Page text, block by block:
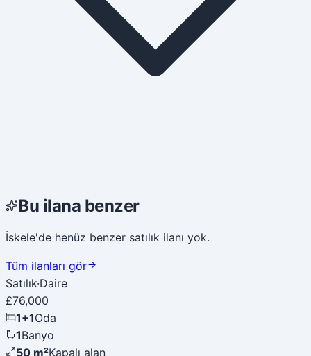
Bu ilana benzer
İskele'de henüz benzer satılık ilanı yok.
Tüm ilanları gör
Satılık·Daire
£76,000
1+1Oda
1Banyo
50 m²Kapalı alan